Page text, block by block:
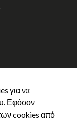
για να
Εφόσον
cookies από